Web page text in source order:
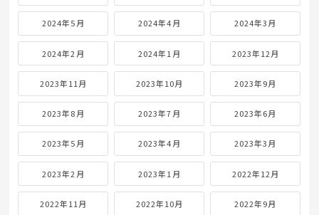
2024年5月 2024年4月 2024年3月
2024年2月 2024年1月 2023年12月
2023年11月 2023年10月 2023年9月
2023年8月 2023年7月 2023年6月
2023年5月 2023年4月 2023年3月
2023年2月 2023年1月 2022年12月
2022年11月 2022年10月 2022年9月